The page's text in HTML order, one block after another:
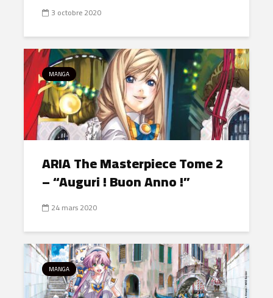
3 octobre 2020
MANGA
ARIA The Masterpiece Tome 2
– “Auguri ! Buon Anno !”
24 mars 2020
MANGA